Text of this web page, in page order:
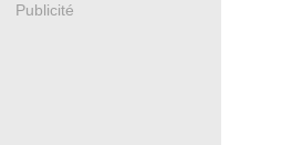
Publicité